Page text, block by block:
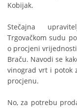
Kobijak.
Stečajna
Trgovačkom sudu
o procjeni
Braču. Navodi se
vinograd vrt i potok
procjenu.
No, za potrebu